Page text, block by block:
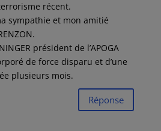
récent.
sympathie et mon amitié
président de l’APOGA
de force disparu et d’une
plusieurs mois.
Réponse